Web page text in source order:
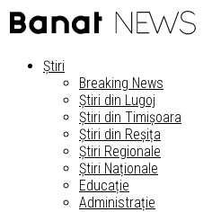
Știri
Breaking News
Știri din Lugoj
Știri din Timișoara
Știri din Reșița
Știri Regionale
Știri Naționale
Educație
Administrație